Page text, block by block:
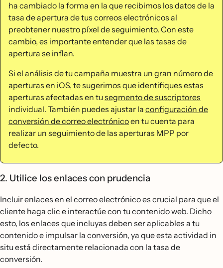
ha cambiado la forma en la que recibimos los datos de la
tasa de apertura de tus correos electrónicos al
preobtener nuestro píxel de seguimiento. Con este
cambio, es importante entender que las tasas de
apertura se inflan.
Si el análisis de tu campaña muestra un gran número de
aperturas en iOS, te sugerimos que identifiques estas
aperturas afectadas en tusegmento de suscriptores
individual. También puedes ajustar la configuración de
conversión de correo electrónicoen tu cuenta para
realizar un seguimiento de las aperturas MPP por
defecto.
2. Utilice los enlaces con prudencia
Incluir enlaces en el correo electrónico es crucial para que el
cliente haga clic e interactúe con tu contenido web. Dicho
esto, los enlaces que incluyas deben ser aplicables a tu
contenido e impulsar la conversión, ya que esta actividad in
situ está directamente relacionada con la tasa de
conversión.